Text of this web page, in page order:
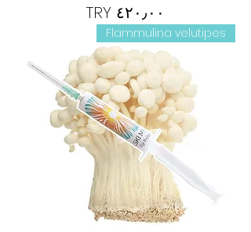
السعر
Flammulina velutipes